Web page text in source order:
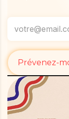
Prévenez-